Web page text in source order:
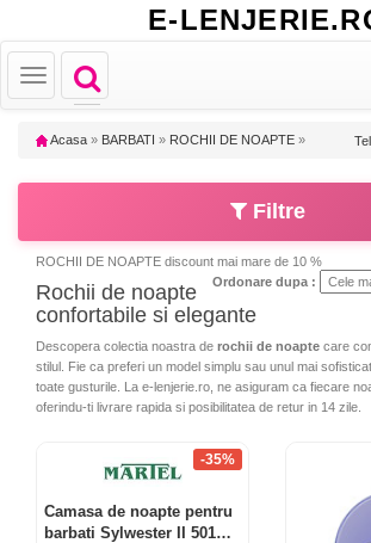
E-
Toggle
navigation
Toggle
navigation
Acasa » BARBATI » ROCHII DE NOAPTE »
Filtre
ROCHII DE NOAPTE discount mai mare de 10 %
Ordonare dupa :
Rochii de noapte
confortabile si elegante
Descopera colectia noastra de rochii de noapte care
stilul. Fie ca preferi un model simplu sau unul mai
toate gusturile. La e-lenjerie.ro, ne asiguram ca fiecare
oferindu-ti livrare rapida si posibilitatea de retur in 14 zile.
-35%
Camasa de noapte pentru
barbati Sylwester II 501